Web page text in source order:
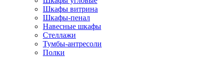
Шкафы витрина
Шкафы-пенал
Навесные шкафы
Стеллажи
Тумбы-антресоли
Полки